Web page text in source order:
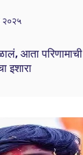
२०२५
परिणामाची
इशारा